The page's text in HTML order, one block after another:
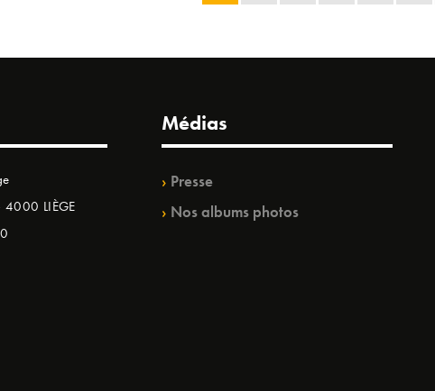
4000 LIÈGE
Médias
Presse
Nos albums photos